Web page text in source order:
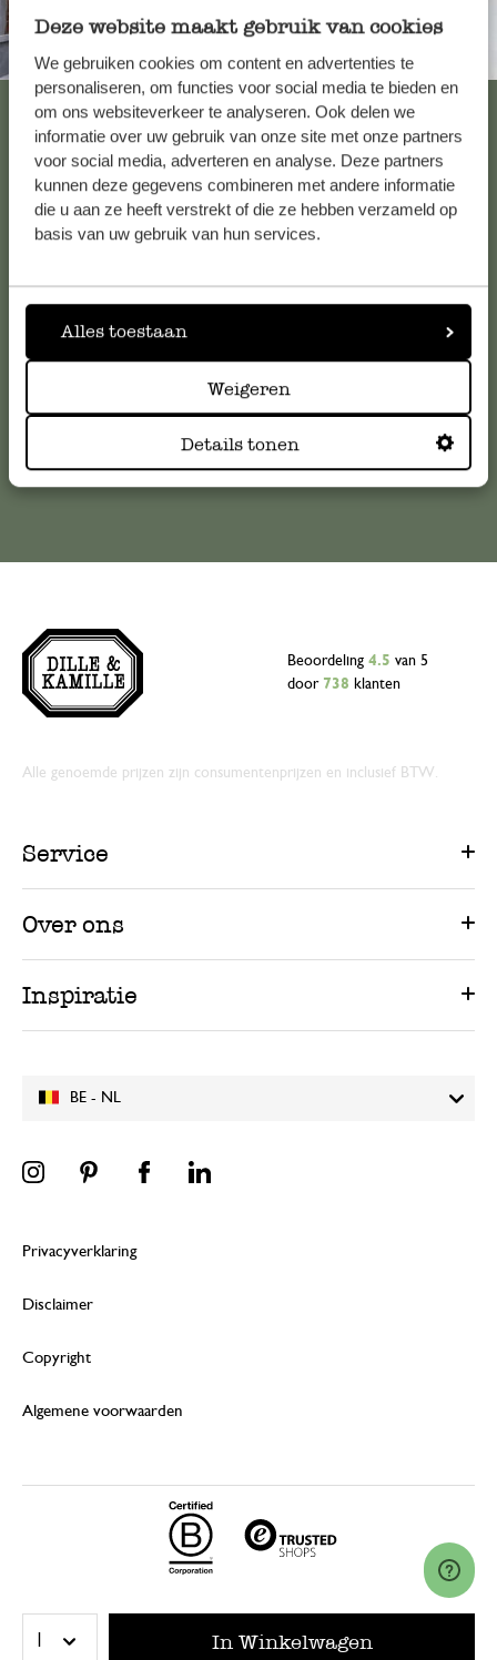
Deze website maakt gebruik van cookies
We gebruiken cookies om content en advertenties te
personaliseren, om functies voor social media te bieden en
om ons websiteverkeer te analyseren. Ook delen we
informatie over uw gebruik van onze site met onze partners
voor social media, adverteren en analyse. Deze partners
kunnen deze gegevens combineren met andere informatie
die u aan ze heeft verstrekt of die ze hebben verzameld op
basis van uw gebruik van hun services.
Alles toestaan
Weigeren
Details tonen
In Winkelwagen
Altijd in de buurt
Bekijk alle 62 winkels
Klantenservice
klantenservice. Of bekijk hier het antwoord op de
meestgestelde vragen
Online Klantenservice
BE - NL
Beoordeling 4.5 van 5
door 738 klanten
Alle genoemde prijzen zijn consumentenprijzen en inclusief BTW.
Service
Over ons
Inspiratie
Privacyverklaring
Disclaimer
Copyright
Algemene voorwaarden
© 2026 Dille & Kamille (Nederland) B.V.